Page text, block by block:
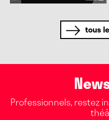
tous
Professionnels, restez